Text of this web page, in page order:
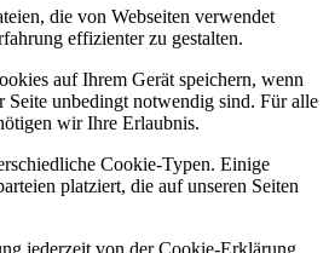
die von Webseiten verwendet
effizienter zu gestalten.
auf Ihrem Gerät speichern, wenn
Seite unbedingt notwendig sind. Für alle
wir Ihre Erlaubnis.
Cookie-Typen. Einige
platziert, die auf unseren Seiten
jederzeit von der Cookie-Erklärung